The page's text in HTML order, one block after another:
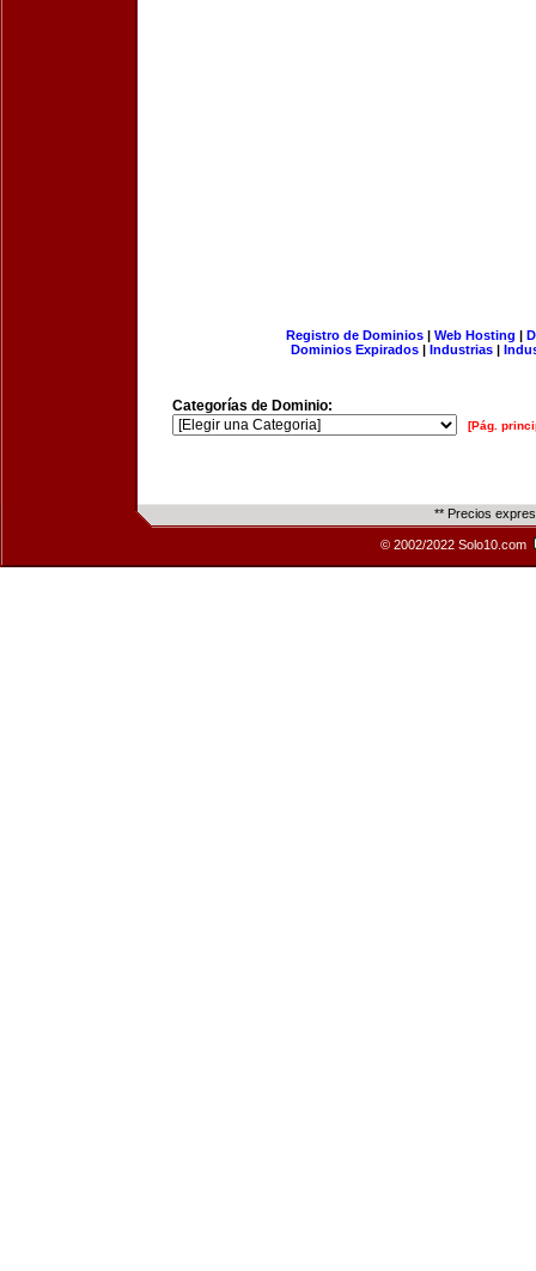
Registro de Dominios| Web Hosting |
Dominios Expirados | Industrias |
Categorías de Dominio:
[Pág.
** Precios
© 2002/2022 Solo10.com